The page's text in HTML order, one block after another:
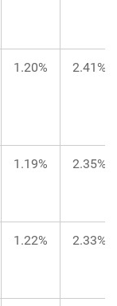
1.20% 2.41%
1.19% 2.35%
1.22% 2.33%